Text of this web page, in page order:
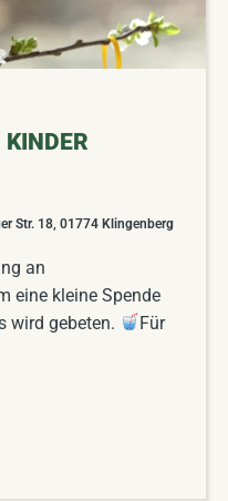
Str. 18, 01774 Klingenberg
an
eine kleine Spende
wird gebeten.
Für